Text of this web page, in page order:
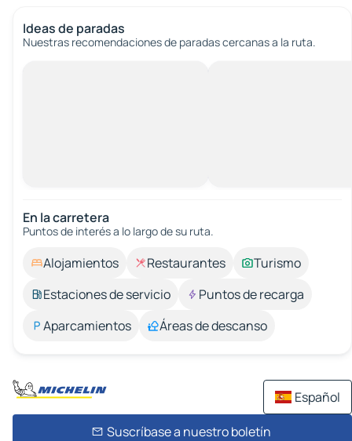
Ideas de paradas
Nuestras recomendaciones de paradas cercanas a la ruta.
En la carretera
Puntos de interés a lo largo de su ruta.
Alojamientos Restaurantes
Turismo
Estaciones de servicio
Puntos de recarga
Aparcamientos
Áreas de descanso
Español
Suscríbase a nuestro boletín